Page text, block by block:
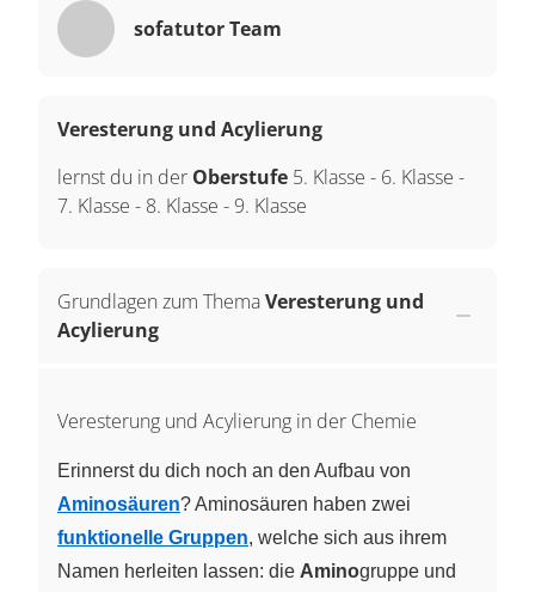
sofatutor Team
Veresterung und Acylierung
lernst du in der Oberstufe 5. Klasse - 6. Klasse -
7. Klasse - 8. Klasse -9. Klasse
Grundlagen zum ThemaVeresterung und
Acylierung
Veresterung und Acylierung in der Chemie
Erinnerst du dich noch an den Aufbau von
Aminosäuren? Aminosäuren haben zwei
funktionelle Gruppen, welche sich aus ihrem
Namen herleiten lassen: die Aminogruppe und